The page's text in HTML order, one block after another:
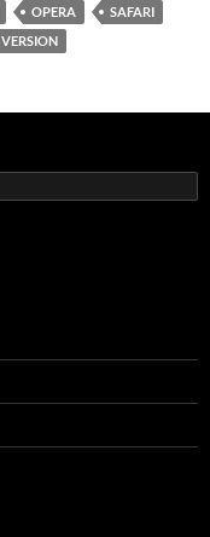
OPERA
SAFARI
VERSION